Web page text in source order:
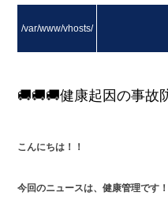
/var/www/vhosts/
🚚🚚🚚健康起因の事故
こんにちは！！
今回のニュースは、健康管理です！